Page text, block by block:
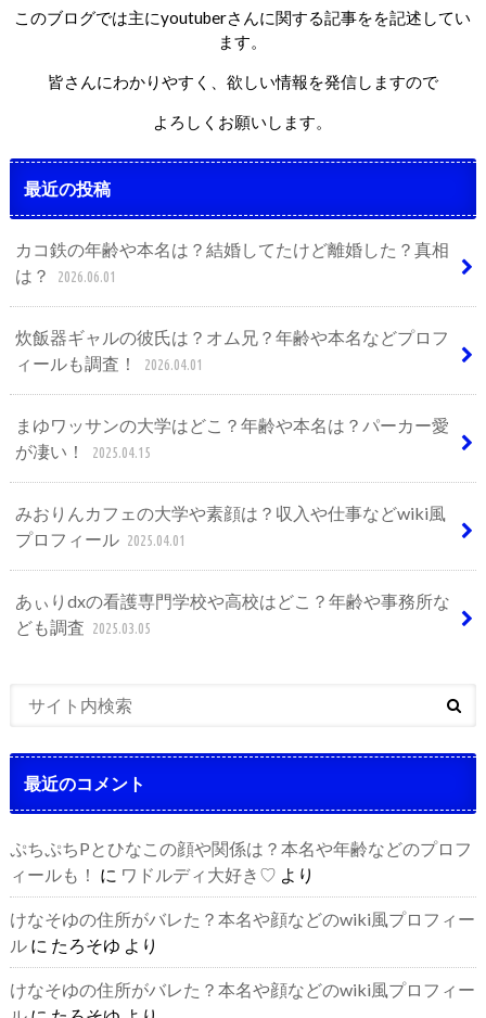
このブログでは主にyoutuberさんに関する記事をを記述してい
ます。
皆さんにわかりやすく、欲しい情報を発信しますので
よろしくお願いします。
最近の投稿
カコ鉄の年齢や本名は？結婚してたけど離婚した？真相
は？
2026.06.01
炊飯器ギャルの彼氏は？オム兄？年齢や本名などプロフ
ィールも調査！
2026.04.01
まゆワッサンの大学はどこ？年齢や本名は？パーカー愛
が凄い！
2025.04.15
みおりんカフェの大学や素顔は？収入や仕事などwiki風
プロフィール 2025.04.01
あぃりdxの看護専門学校や高校はどこ？年齢や事務所な
ども調査 2025.03.05
最近のコメント
ぷちぷちPとひなこの顔や関係は？本名や年齢などのプロフ
ィールも！ に ワドルディ大好き♡ より
けなそゆの住所がバレた？本名や顔などのwiki風プロフィー
ルに たろそゆ より
けなそゆの住所がバレた？本名や顔などのwiki風プロフィー